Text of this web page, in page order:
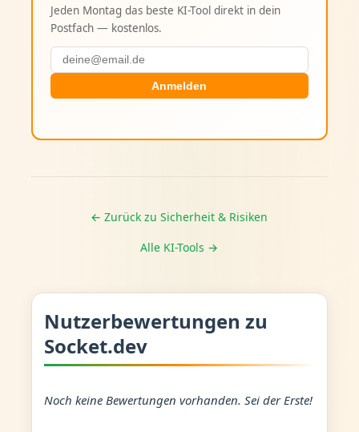
Jeden Montag das beste KI-Tool direkt in dein
Postfach — kostenlos.
Anmelden
← Zurück zu Sicherheit & Risiken
Alle KI-Tools →
Nutzerbewertungen zu
Socket.dev
Noch keine Bewertungen vorhanden. Sei der Erste!